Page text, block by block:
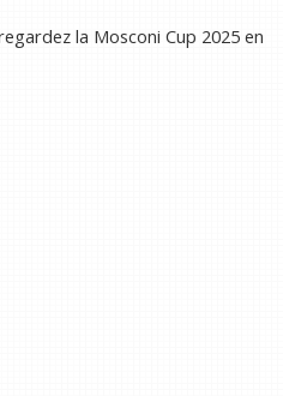
la Mosconi Cup 2025 en